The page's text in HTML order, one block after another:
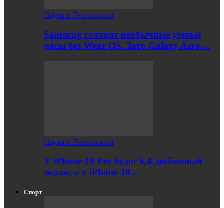
Наука и Технологии
Samsung готовит необычные умные
часы без Wear OS. Зато Galaxy Aero…
Наука и Технологии
У iPhone 20 Pro будет 6,4-дюймовый
экран, а у iPhone 20…
Спорт